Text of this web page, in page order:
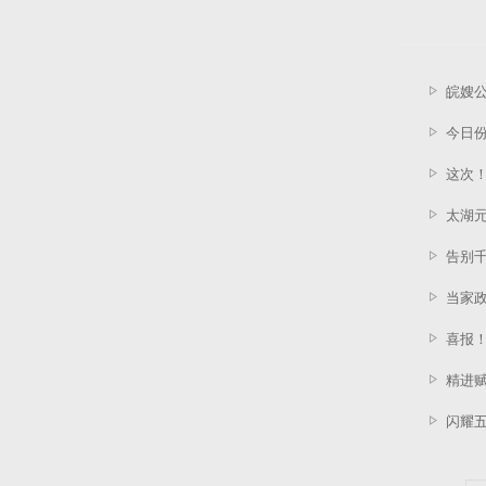
皖嫂
今日
这次
太湖
告别
当家
喜报
精进
闪耀